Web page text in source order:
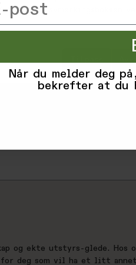
og ekte utstyrs-glede. Hos
deg som vil ha et litt
klikke på avmerkingsboksen
Når du melder deg
bekrefter at du